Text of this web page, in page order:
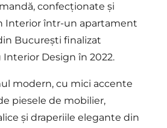
confecționate și
Interior într-un apartament
București finalizat
Interior Design în 2022.
modern, cu mici accente
piesele de mobilier,
și draperiile elegante din